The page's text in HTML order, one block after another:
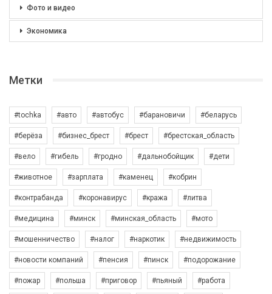
Фото и видео
Экономика
Метки
#tochka #авто #автобус #барановичи #беларусь
#берёза #бизнес_брест #брест #брестская_область
#вело #гибель #гродно #дальнобойщик #дети
#животное #зарплата #каменец #кобрин
#контрабанда #коронавирус #кража #литва
#медицина #минск #минская_область #мото
#мошенничество #налог #наркотик #недвижимость
#новости компаний #пенсия #пинск #подорожание
#пожар #польша #приговор #пьяный #работа